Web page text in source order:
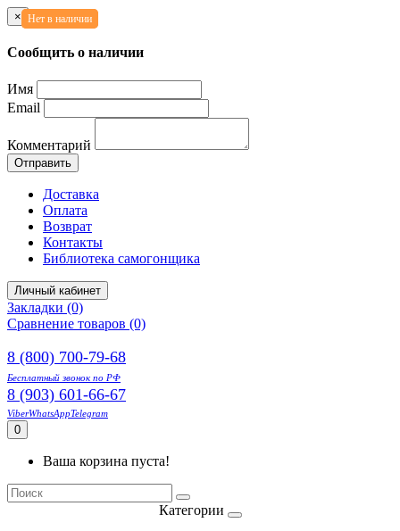
×
Сообщить о наличии
Имя
Email
Комментарий
Отправить
Доставка
Оплата
Возврат
Контакты
Библиотека самогонщика
Личный кабинет
Закладки (0)
Сравнение товаров (0)
8 (800) 700-79-68
Бесплатный звонок по РФ
8 (903) 601-66-67
ViberWhatsAppTelegram
0
Ваша корзина пуста!
Категории
Нет в наличии
Нет в наличии